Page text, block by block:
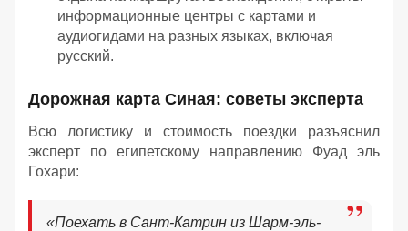
информационные центры с картами и
аудиогидами на разных языках, включая
русский.
Дорожная карта Синая: советы эксперта
Всю логистику и стоимость поездки разъяснил
эксперт по египетскому направлению Фуад эль
Гохари:
«Поехать в Сант-Катрин из Шарм-эль-